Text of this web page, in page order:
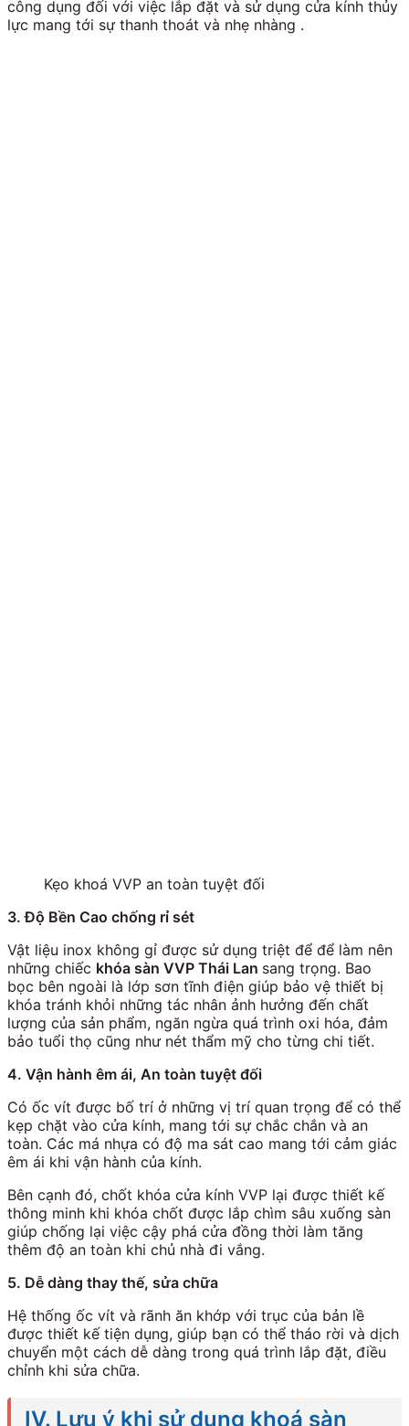
công dụng đối với việc lắp đặt và sử dụng cửa kính thủy
lực mang tới sự thanh thoát và nhẹ nhàng .
Kẹo khoá VVP an toàn tuyệt đối
3. Độ Bền Cao chống rỉ sét
Vật liệu inox không gỉ được sử dụng triệt để để làm nên
những chiếc khóa sàn VVP Thái Lan sang trọng. Bao
bọc bên ngoài là lớp sơn tĩnh điện giúp bảo vệ thiết bị
khóa tránh khỏi những tác nhân ảnh hưởng đến chất
lượng của sản phẩm, ngăn ngừa quá trình oxi hóa, đảm
bảo tuổi thọ cũng như nét thẩm mỹ cho từng chi tiết.
4. Vận hành êm ái, An toàn tuyệt đối
Có ốc vít được bố trí ở những vị trí quan trọng để có thể
kẹp chặt vào cửa kính, mang tới sự chắc chắn và an
toàn. Các má nhựa có độ ma sát cao mang tới cảm giác
êm ái khi vận hành của kính.
Bên cạnh đó, chốt khóa cửa kính VVP lại được thiết kế
thông minh khi khóa chốt được lắp chìm sâu xuống sàn
giúp chống lại việc cậy phá cửa đồng thời làm tăng
thêm độ an toàn khi chủ nhà đi vắng.
5. Dễ dàng thay thế, sửa chữa
Hệ thống ốc vít và rãnh ăn khớp với trục của bản lề
được thiết kế tiện dụng, giúp bạn có thể tháo rời và dịch
chuyển một cách dễ dàng trong quá trình lắp đặt, điều
chỉnh khi sửa chữa.
IV. Lưu ý khi sử dụng khoá sàn